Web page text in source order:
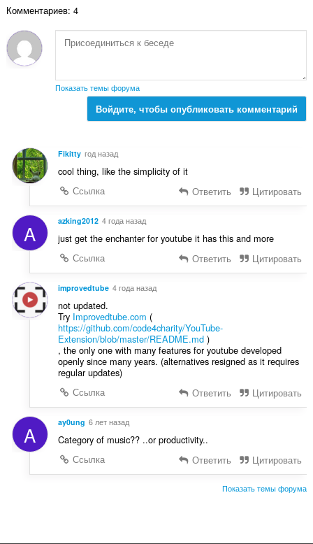
:ц
е
к
:
Комментариев: 4
Показать темы форума
Войдите, чтобы опубликовать комментарий
Fikitty год назад
cool thing, like the simplicity of it
Ссылка
Ответить Цитировать
A azking2012 4 года назад
just get the enchanter for youtube it has this and more
Ссылка
Ответить Цитировать
improvedtube 4 года назад
not updated.
Try Improvedtube.com (
https://github.com/code4charity/YouTube-
Extension/blob/master/README.md)
, the only one with many features for youtube developed
openly since many years. (alternatives resigned as it requires
regular updates)
Ссылка
Ответить Цитировать
A ay0ung 6 лет назад
Category of music?? ..or productivity..
Ссылка
Ответить Цитировать
Показать темы форума